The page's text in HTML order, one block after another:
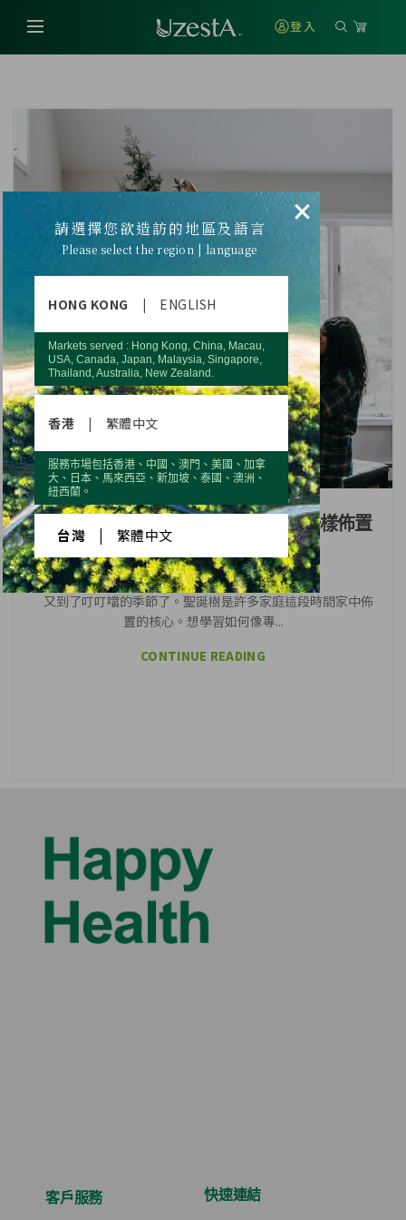
登入
生活靈感
9個節慶創意巧思！讓你像專業人士一樣佈置
又到了叮叮噹的季節了。聖誕樹是許多家庭這段時間家中佈
置的核心。想學習如何像專...
CONTINUE READING
客戶服務 快速連結
×
請選擇您欲造訪的地區及語言
Please select the region | language
HONG KONG | ENGLISH
Markets served : Hong Kong, China, Macau,
USA, Canada, Japan, Malaysia, Singapore,
Thailand, Australia, New Zealand.
香港 | 繁體中文
服務市場包括香港、中國、澳門、美國、加拿
大、日本、馬來西亞、新加坡、泰國、澳洲、
紐西蘭。
台灣 繁體中文